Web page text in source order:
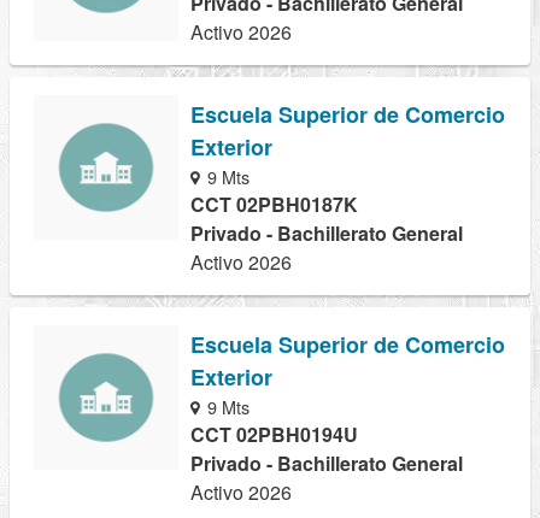
Activo 2026
Escuela Superior de Comercio
Exterior
9 Mts
CCT 02PBH0187K
Privado - Bachillerato General
Activo 2026
Escuela Superior de Comercio
Exterior
9 Mts
CCT 02PBH0194U
Privado - Bachillerato General
Activo 2026